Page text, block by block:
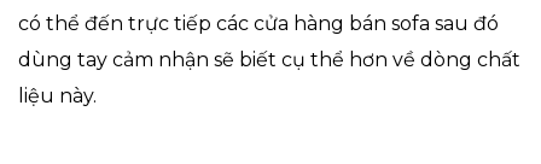
có thể đến trực tiếp các cửa hàng bán sofa sau đó
dùng tay cảm nhận sẽ biết cụ thể hơn về dòng chất
liệu này.